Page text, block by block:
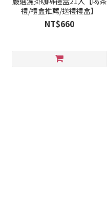
禮/禮盒推薦/送禮禮盒】
NT$660